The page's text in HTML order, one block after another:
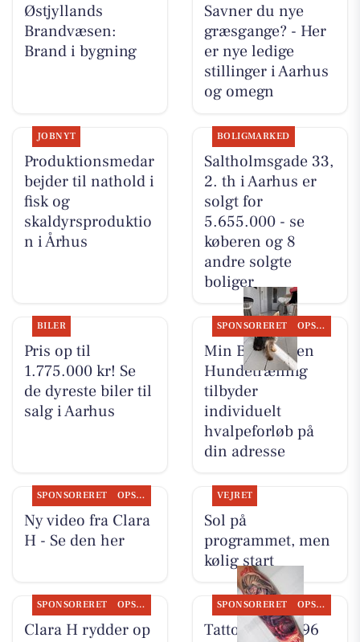
Østjyllands
Brandvæsen:
Brand i bygning
Savner du nye
græsgange? - Her
er nye ledige
stillinger i Aarhus
og omegn
JOBNYT
Produktionsmedar
bejder til nathold i
fisk og
skaldyrsproduktio
n i Århus
BOLIGMARKED
Saltholmsgade 33,
2. th i Aarhus er
solgt for
5.655.000 - se
køberen og 8
andre solgte
boliger
BILER
Pris op til
1.775.000 kr! Se
de dyreste biler til
salg i Aarhus
SPONSORERET OPSLAGSTAVLEN
Min Bedste Ven
Hundetræning
tilbyder
individuelt
hvalpeforløb på
din adresse
SPONSORERET OPSLAGSTAVLEN
Ny video fra Clara
H - Se den her
VEJRET
Sol på
programmet, men
kølig start
SPONSORERET OPSLAGSTAVLEN
Clara H rydder op
SPONSORERET OPSLAGSTAVLEN
Tattoo Studio 96